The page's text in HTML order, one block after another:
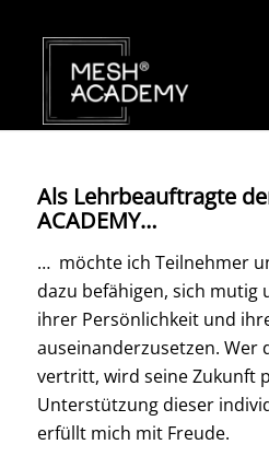
Als Lehrbeauftragte
ACADEMY…
… möchte ich Teilnehmer
dazu befähigen, sich mutig
ihrer Persönlichkeit und
auseinanderzusetzen. Wer
vertritt, wird seine Zukunft
Unterstützung dieser
erfüllt mich mit Freude.